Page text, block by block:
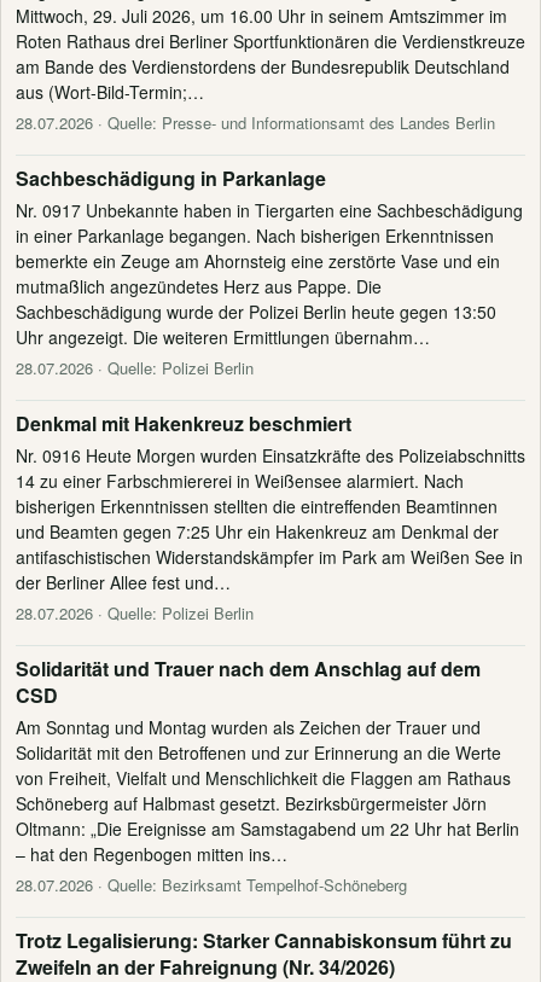
Mittwoch, 29. Juli 2026, um 16.00 Uhr in seinem Amtszimmer im
Roten Rathaus drei Berliner Sportfunktionären die Verdienstkreuze
am Bande des Verdienstordens der Bundesrepublik Deutschland
aus (Wort-Bild-Termin;…
28.07.2026 · Quelle: Presse- und Informationsamt des Landes Berlin
Sachbeschädigung in Parkanlage
Nr. 0917 Unbekannte haben in Tiergarten eine Sachbeschädigung
in einer Parkanlage begangen. Nach bisherigen Erkenntnissen
bemerkte ein Zeuge am Ahornsteig eine zerstörte Vase und ein
mutmaßlich angezündetes Herz aus Pappe. Die
Sachbeschädigung wurde der Polizei Berlin heute gegen 13:50
Uhr angezeigt. Die weiteren Ermittlungen übernahm…
28.07.2026 · Quelle: Polizei Berlin
Denkmal mit Hakenkreuz beschmiert
Nr. 0916 Heute Morgen wurden Einsatzkräfte des Polizeiabschnitts
14 zu einer Farbschmiererei in Weißensee alarmiert. Nach
bisherigen Erkenntnissen stellten die eintreffenden Beamtinnen
und Beamten gegen 7:25 Uhr ein Hakenkreuz am Denkmal der
antifaschistischen Widerstandskämpfer im Park am Weißen See in
der Berliner Allee fest und…
28.07.2026 · Quelle: Polizei Berlin
Solidarität und Trauer nach dem Anschlag auf dem
CSD
Am Sonntag und Montag wurden als Zeichen der Trauer und
Solidarität mit den Betroffenen und zur Erinnerung an die Werte
von Freiheit, Vielfalt und Menschlichkeit die Flaggen am Rathaus
Schöneberg auf Halbmast gesetzt. Bezirksbürgermeister Jörn
Oltmann: „Die Ereignisse am Samstagabend um 22 Uhr hat Berlin
– hat den Regenbogen mitten ins…
28.07.2026 · Quelle: Bezirksamt Tempelhof-Schöneberg
Trotz Legalisierung: Starker Cannabiskonsum führt zu
Zweifeln an der Fahreignung (Nr. 34/2026)